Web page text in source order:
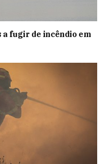
a fugir de incêndio em